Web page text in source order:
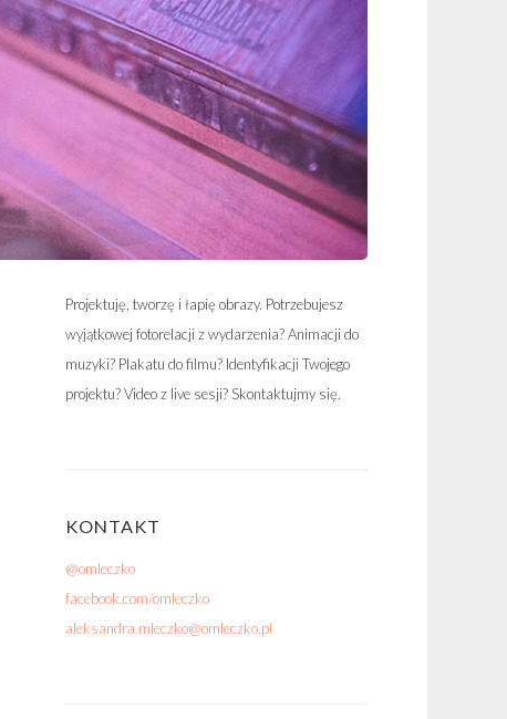
Projektuję, tworzę i łapię obrazy. Potrzebujesz
wyjątkowej fotorelacji z wydarzenia? Animacji do
muzyki? Plakatu do filmu? Identyfikacji Twojego
projektu? Video z live sesji? Skontaktujmy się.
KONTAKT
@omleczko
facebook.com/omleczko
aleksandra.mleczko@omleczko.pl